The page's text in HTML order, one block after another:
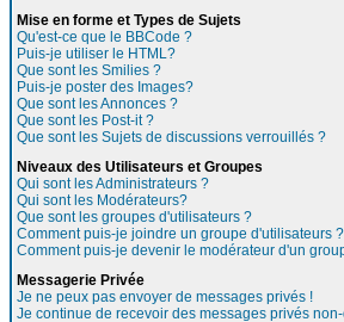
Mise en forme et Types de Sujets
Qu'est-ce que le BBCode ?
Puis-je utiliser le HTML?
Que sont les Smilies ?
Puis-je poster des Images?
Que sont les Annonces ?
Que sont les Post-it ?
Que sont les Sujets de discussions verrouillés ?
Niveaux des Utilisateurs et Groupes
Qui sont les Administrateurs ?
Qui sont les Modérateurs?
Que sont les groupes d'utilisateurs ?
Comment puis-je joindre un groupe d'utilisateurs ?
Comment puis-je devenir le modérateur d'un
Messagerie Privée
Je ne peux pas envoyer de messages privés !
Je continue de recevoir des messages privés